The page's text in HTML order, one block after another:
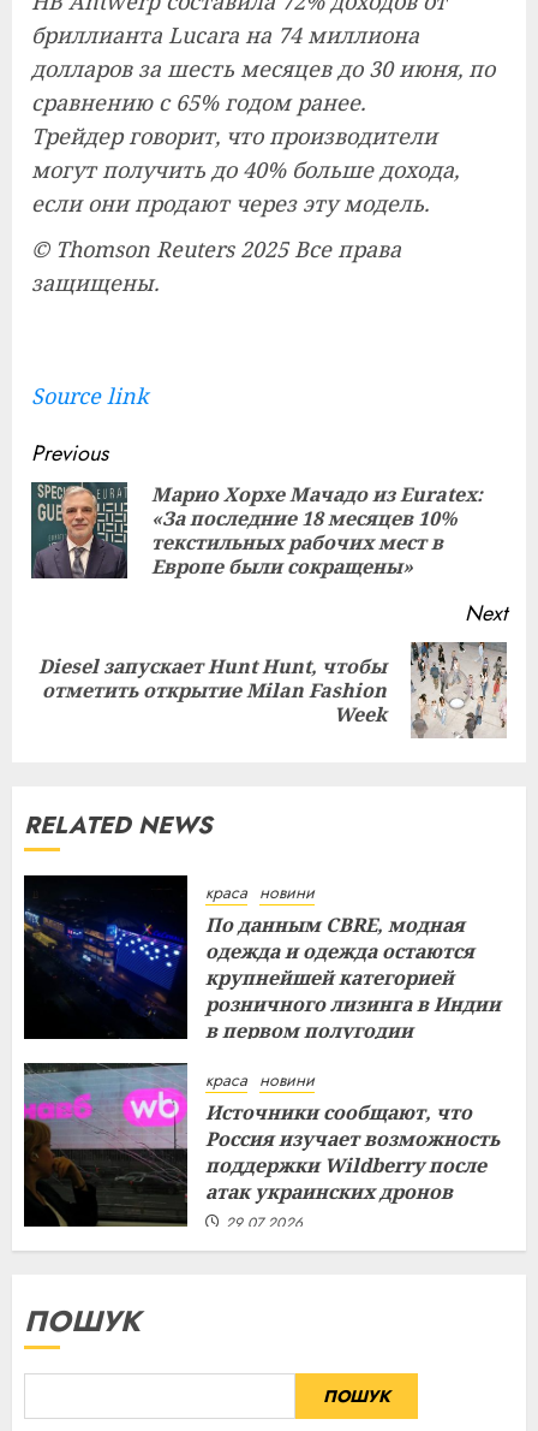
бриллианта Lucara на 74 миллиона
долларов за шесть месяцев до 30 июня, по
сравнению с 65% годом ранее.
Трейдер говорит, что производители
могут получить до 40% больше дохода,
если они продают через эту модель.
© Thomson Reuters 2025 Все права
защищены.
Source link
Continue
Reading
Previous
Марио Хорхе Мачадо из Euratex:
«За последние 18 месяцев 10%
текстильных рабочих мест в
Европе были сокращены»
Next
Next
Diesel запускает Hunt Hunt, чтобы
отметить открытие Milan Fashion
Week
RELATED NEWS
краса новини
По данным CBRE, модная
одежда и одежда остаются
крупнейшей категорией
розничного лизинга в Индии
в первом полугодии
краса новини
Источники сообщают, что
Россия изучает возможность
поддержки Wildberry после
атак украинских дронов
29.07.2026
ПОШУК
ПОШУК